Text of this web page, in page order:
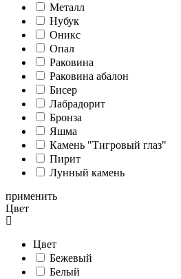
Металл
Нубук
Оникс
Опал
Раковина
Раковина абалон
Бисер
Лабрадорит
Бронза
Яшма
Камень "Тигровый глаз"
Пирит
Лунный камень
применить
Цвет
Цвет
Бежевый
Белый